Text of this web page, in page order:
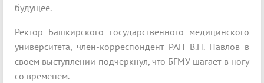
будущее.
Ректор Башкирского государственного медицинского
университета, член-корреспондент РАН В.Н. Павлов в
своем выступлении подчеркнул, что БГМУ шагает в ногу
со временем.